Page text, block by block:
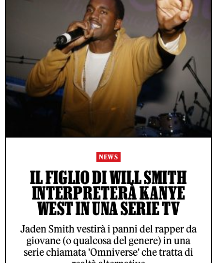
NEWS
IL FIGLIO DI WILL SMITH
INTERPRETERÀ KANYE
WEST IN UNA SERIE TV
Jaden Smith vestirà i panni del rapper da
giovane (o qualcosa del genere) in una
serie chiamata 'Omniverse' che tratta di